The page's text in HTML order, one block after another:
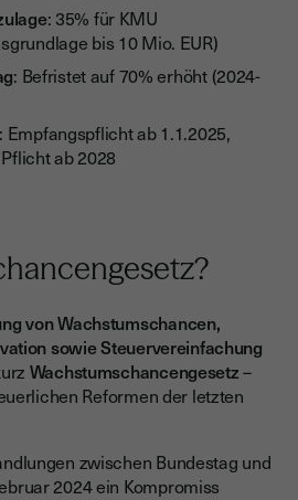
: 35% für KMU
bis 10 Mio. EUR)
: Befristet auf 70% erhöht (2024-
: Empfangspflicht ab 1.1.2025,
ab 2028
von Wachstumschancen,
sowie Steuervereinfachung
Wachstumschancengesetz–
Reformen der letzten
zwischen Bundestag und
2024 ein Kompromiss